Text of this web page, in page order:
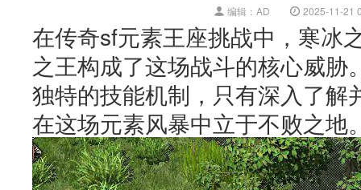
编辑：AD 2025-11-21
在传奇sf元素王座挑战中，寒冰
之王构成了这场战斗的核心威胁
独特的技能机制，只有深入了解
在这场元素风暴中立于不败之地